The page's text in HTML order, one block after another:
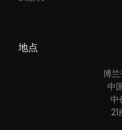
地点
博
中
中
21